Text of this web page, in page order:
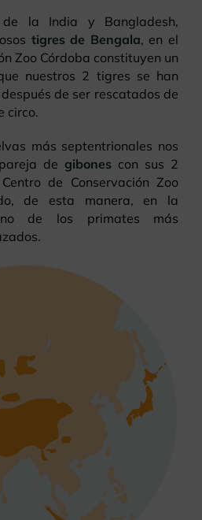
la India y Bangladesh,
tigres de Bengala, en el
Zoo Córdoba constituyen un
nuestros 2 tigres se han
de ser rescatados de
circo.
más septentrionales nos
de gibones con sus 2
de Conservación Zoo
de esta manera, en la
de los primates más
.